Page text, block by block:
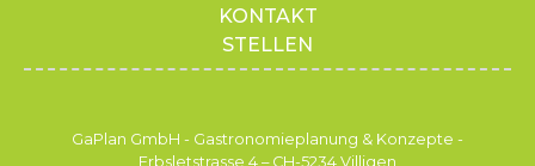
KONTAKT
STELLEN
GaPlan GmbH - Gastronomieplanung & Konzepte -
Erbsletstrasse 4 – CH-5234 Villigen